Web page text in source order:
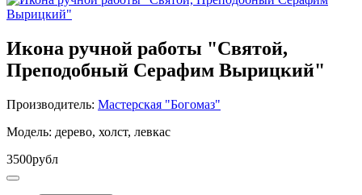
Икона ручной работы "Святой,
Преподобный Серафим Вырицкий"
Производитель: Мастерская "Богомаз"
Модель: дерево, холст, левкас
3500рубл